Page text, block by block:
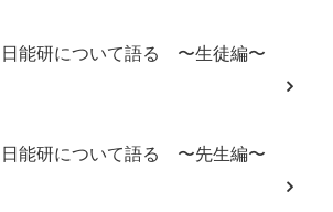
日能研について語る 〜生徒編〜
日能研について語る 〜先生編〜